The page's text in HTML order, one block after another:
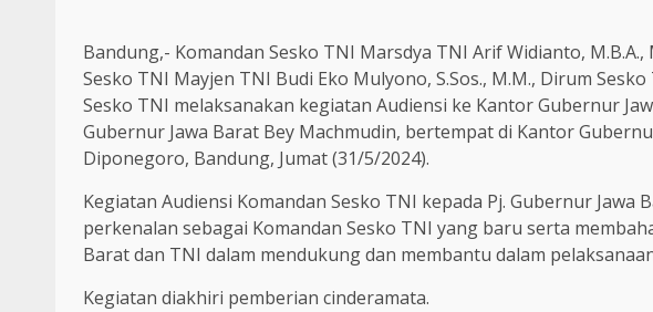
Bandung,- Komandan Sesko TNI Marsdya TNI Arif Widianto, M.B.A.,
Sesko TNI Mayjen TNI Budi Eko Mulyono, S.Sos., M.M., Dirum
Sesko TNI melaksanakan kegiatan Audiensi ke Kantor Gubernur
Gubernur Jawa Barat Bey Machmudin, bertempat di Kantor
Diponegoro, Bandung, Jumat (31/5/2024).
Kegiatan Audiensi Komandan Sesko TNI kepada Pj. Gubernur Jawa
perkenalan sebagai Komandan Sesko TNI yang baru serta
Barat dan TNI dalam mendukung dan membantu dalam
Kegiatan diakhiri pemberian cinderamata.